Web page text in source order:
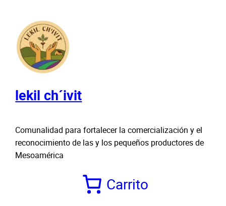
contenido
lekil ch´ivit
Comunalidad para fortalecer la comercialización y el
reconocimiento de las y los pequeños productores de
Mesoamérica
Carrito